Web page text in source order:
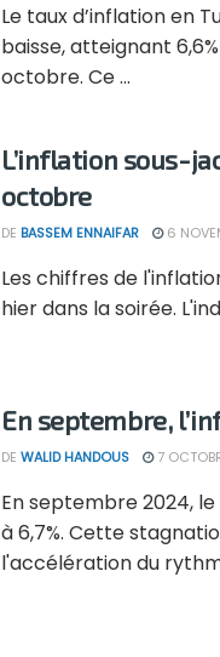
Le taux d’inflation en
baisse, atteignant
octobre. Ce ...
L’inflation sous-
octobre
DE BASSEM ENNAIFAR 6
Les chiffres de
hier dans la soirée.
En septembre,
DE WALID HANDOUS 7
En septembre 2024,
à 6,7%. Cette
l'accélération du